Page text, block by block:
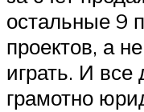
остальные 9
проектов, а
играть. И
грамотно